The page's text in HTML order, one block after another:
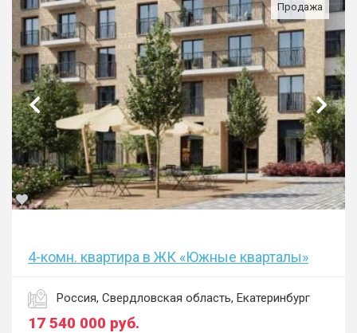
Продажа
4-комн. квартира в ЖК «Южные кварталы»
Россия, Свердловская область, Екатеринбург
17 540 000 руб.